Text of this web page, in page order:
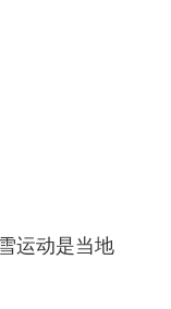
运动是当地